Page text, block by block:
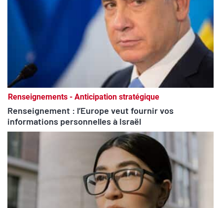
Renseignements - Anticipation stratégique
Renseignement : l’Europe veut fournir vos
informations personnelles à Israël